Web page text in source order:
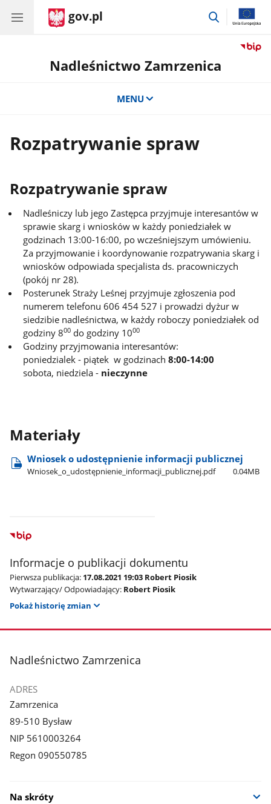
gov.pl
przejdź
Nadleśnictwo Zamrzenica
MENU
Rozpatrywanie spraw
Rozpatrywanie spraw
Nadleśniczy lub jego Zastępca przyjmuje interesantów w
sprawie skarg i wniosków w każdy poniedziałek w
godzinach 13:00-16:00, po wcześniejszym umówieniu.
Za przyjmowanie i koordynowanie rozpatrywania skarg i
wniosków odpowiada specjalista ds. pracowniczych
(pokój nr 28).
Posterunek Straży Leśnej przyjmuje zgłoszenia pod
numerem telefonu 606 454 527 i prowadzi dyżur w
siedzibie nadleśnictwa, w każdy roboczy poniedziałek od
godziny 800 do godziny 1000
Godziny przyjmowania interesantów:
poniedzialek - piątek w godzinach8:00-14:00
sobota, niedziela - nieczynne
Materiały
Wniosek o udostępnienie informacji publicznej
Wniosek​_o​_udostępnienie​_informacji​_publicznej.pdf 0.04MB
Informacje o publikacji dokumentu
Pierwsza publikacja: 17.08.2021 19:03 Robert Piosik
Wytwarzający/ Odpowiadający: Robert Piosik
Pokaż historię zmian
stopka
Nadleśnictwo Zamrzenica
ADRES
Zamrzenica
89-510 Bysław
NIP 5610003264
Regon 090550785
Na skróty